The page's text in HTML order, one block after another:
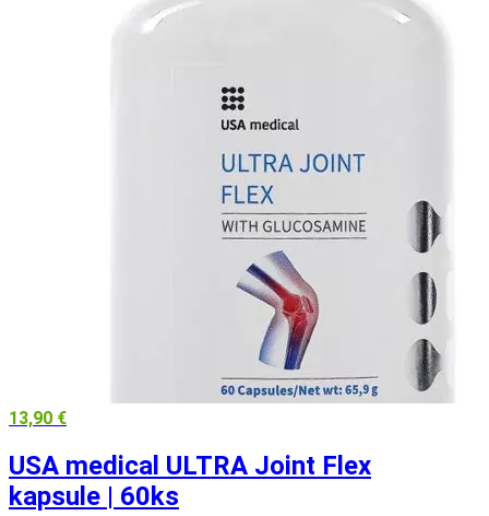
13,90 €
USA medical ULTRA Joint Flex
kapsule | 60ks